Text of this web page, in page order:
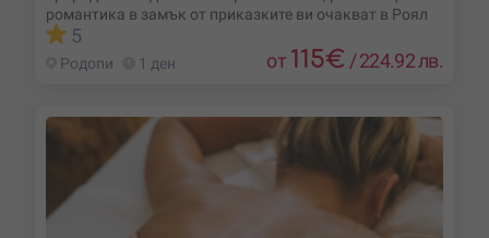
романтика в замък от приказките ви очакват в Роял
5
Родопи 1 ден от 115€ /224.92 лв.